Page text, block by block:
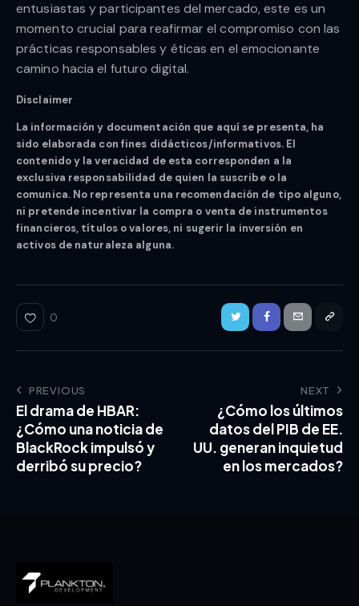
entusiastas y participantes del mercado, este es un
momento crucial para reafirmar el compromiso con las
prácticas responsables y éticas en el emocionante
camino hacia el futuro digital.
Disclaimer
La información y documentación que aquí se presenta, ha
sido elaborada con fines didácticos/informativos. El
contenido y la veracidad de esta corresponden a la
exclusiva responsabilidad de quien la suscribe o la
comunica. No representa una recomendación de tipo alguno,
ni pretende incentivar la compra o venta de instrumentos
financieros, títulos o valores, ni sugerir la inversión en
activos de naturaleza alguna.
0
PREVIOUS
El drama de HBAR:
¿Cómo una noticia de
BlackRock impulsó y
derribó su precio?
NEXT
¿Cómo los últimos
datos del PIB de EE.
UU. generan inquietud
en los mercados?